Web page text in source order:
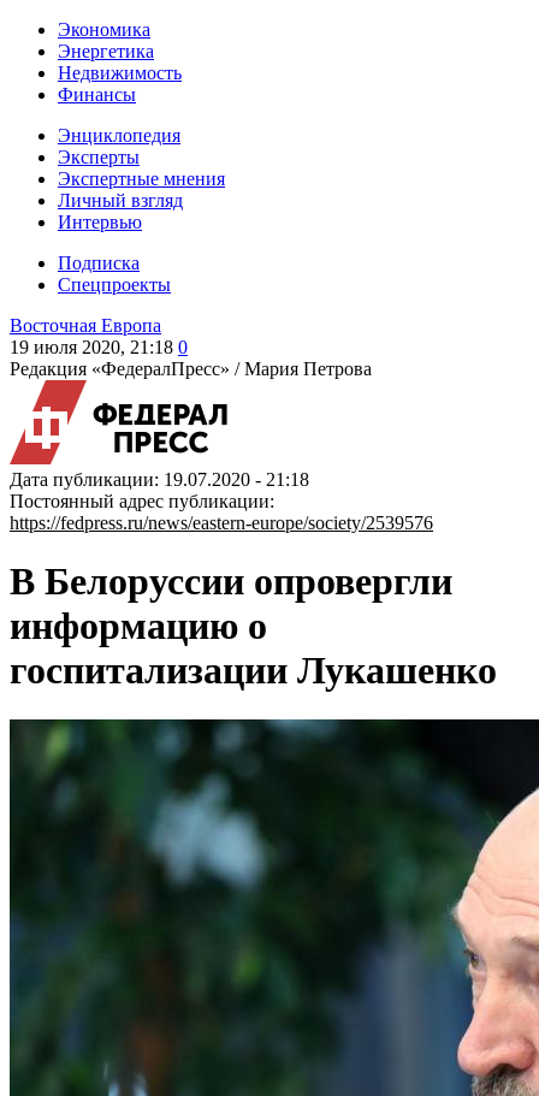
Экономика
Энергетика
Недвижимость
Финансы
Энциклопедия
Эксперты
Экспертные мнения
Личный взгляд
Интервью
Подписка
Спецпроекты
Восточная Европа
19 июля 2020, 21:18 0
Редакция «ФедералПресс» /Мария Петрова
Дата публикации: 19.07.2020 - 21:18
Постоянный адрес публикации:
https://fedpress.ru/news/eastern-europe/society/2539576
В Белоруссии опровергли
информацию о
госпитализации Лукашенко